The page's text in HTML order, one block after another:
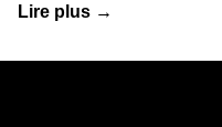
Lire plus →